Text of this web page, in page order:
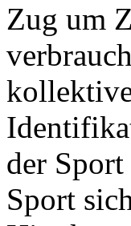
Zug um
der
Sport